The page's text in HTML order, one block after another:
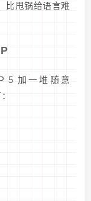
比甩锅给语言难
5 加一堆随意